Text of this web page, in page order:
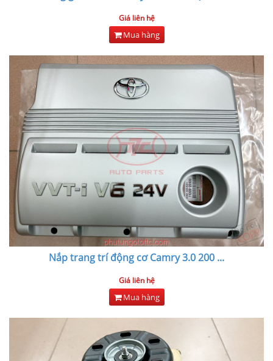
Giá liên hệ
Mua hàng
Nắp trang trí động cơ Camry 3.0 200 ...
Giá liên hệ
Mua hàng